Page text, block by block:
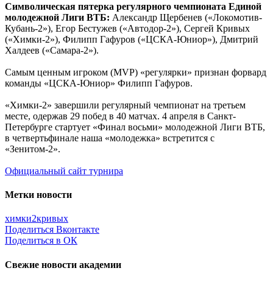
Символическая пятерка регулярного чемпионата Единой
молодежной Лиги ВТБ: Александр Щербенев («Локомотив-
Кубань-2»), Егор Бестужев («Автодор-2»), Сергей Кривых
(«Химки-2»), Филипп Гафуров («ЦСКА-Юниор»), Дмитрий
Халдеев («Самара-2»).
Самым ценным игроком (MVP) «регулярки» признан форвард
команды «ЦСКА-Юниор» Филипп Гафуров.
«Химки-2» завершили регулярный чемпионат на третьем
месте, одержав 29 побед в 40 матчах. 4 апреля в Санкт-
Петербурге стартует «Финал восьми» молодежной Лиги ВТБ,
в четвертьфинале наша «молодежка» встретится с
«Зенитом-2».
Официальный сайт турнира
Метки новости
химки2кривых
Поделиться Вконтакте
Поделиться в ОК
Свежие новости академии